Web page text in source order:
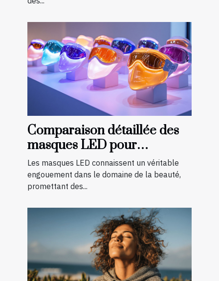
Comparaison détaillée des
masques LED pour
différents types de peau
Les masques LED connaissent un véritable
engouement dans le domaine de la beauté,
promettant des...